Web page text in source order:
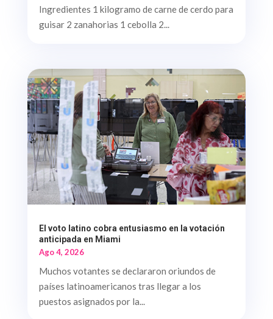
Ingredientes 1 kilogramo de carne de cerdo para
guisar 2 zanahorias 1 cebolla 2...
El voto latino cobra entusiasmo en la votación
anticipada en Miami
Ago 4, 2026
Muchos votantes se declararon oriundos de
países latinoamericanos tras llegar a los
puestos asignados por la...